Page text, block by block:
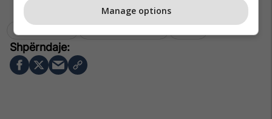
Antonio Conte
Manage options